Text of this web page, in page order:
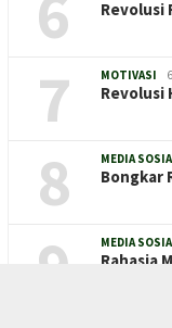
Revolusi
7 MOTIVASI
Revolusi
8 MEDIA
Bongkar
9 MEDIA
Rahasia